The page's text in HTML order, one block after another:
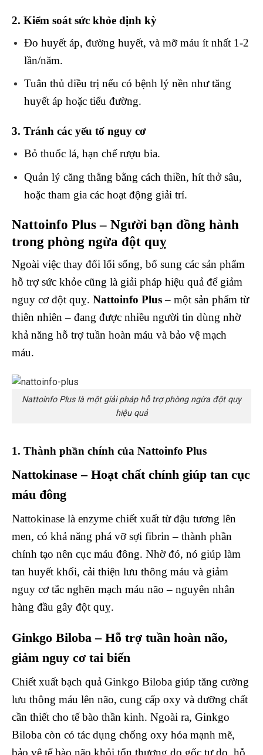
2. Kiểm soát sức khỏe định kỳ
Đo huyết áp, đường huyết, và mỡ máu ít nhất 1-2
lần/năm.
Tuân thủ điều trị nếu có bệnh lý nền như tăng
huyết áp hoặc tiểu đường.
3. Tránh các yếu tố nguy cơ
Bỏ thuốc lá, hạn chế rượu bia.
Quản lý căng thẳng bằng cách thiền, hít thở sâu,
hoặc tham gia các hoạt động giải trí.
Nattoinfo Plus – Người bạn đồng hành
trong phòng ngừa đột quỵ
Ngoài việc thay đổi lối sống, bổ sung các sản phẩm
hỗ trợ sức khỏe cũng là giải pháp hiệu quả để giảm
nguy cơ đột quỵ. Nattoinfo Plus– một sản phẩm từ
thiên nhiên – đang được nhiều người tin dùng nhờ
khả năng hỗ trợ tuần hoàn máu và bảo vệ mạch
máu.
Nattoinfo Plus là một giải pháp hỗ trợ phòng ngừa đột quỵ
hiệu quả
1. Thành phần chính của Nattoinfo Plus
Nattokinase – Hoạt chất chính giúp tan cục
máu đông
Nattokinase là enzyme chiết xuất từ đậu tương lên
men, có khả năng phá vỡ sợi fibrin – thành phần
chính tạo nên cục máu đông. Nhờ đó, nó giúp làm
tan huyết khối, cải thiện lưu thông máu và giảm
nguy cơ tắc nghẽn mạch máu não – nguyên nhân
hàng đầu gây đột quỵ.
Ginkgo Biloba – Hỗ trợ tuần hoàn não,
giảm nguy cơ tai biến
Chiết xuất bạch quả Ginkgo Biloba giúp tăng cường
lưu thông máu lên não, cung cấp oxy và dưỡng chất
cần thiết cho tế bào thần kinh. Ngoài ra, Ginkgo
Biloba còn có tác dụng chống oxy hóa mạnh mẽ,